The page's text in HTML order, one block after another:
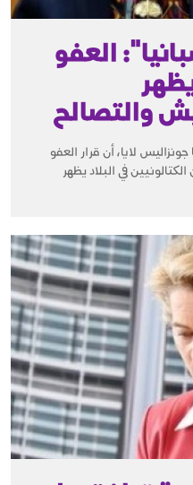
العفو
والتصالح
جونزاليس لايا، أن قرار العفو
في البلاد يظهر